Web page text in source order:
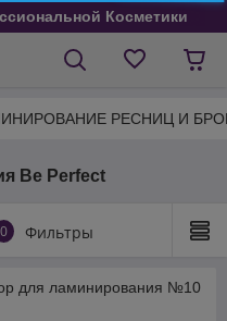
Косметики
РЕСНИЦ И
Be Perfect
0 Фильтры
для ламинирования №10